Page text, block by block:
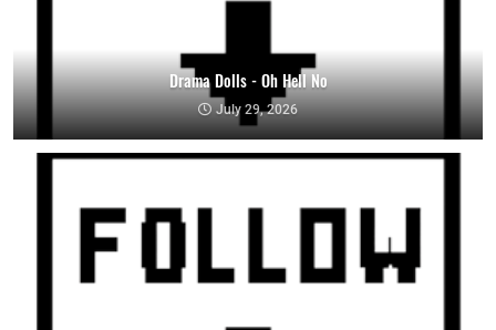
Drama Dolls - Oh Hell No
July 29, 2026